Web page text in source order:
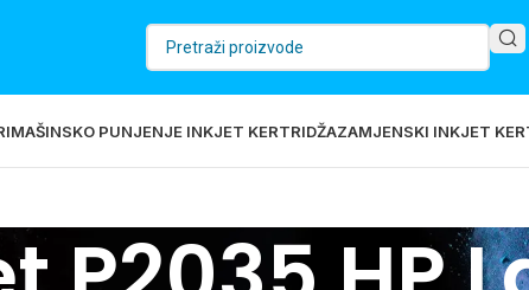
MAŠINSKO PUNJENJE INKJET KERTRIDŽAZAMJENSKI INKJET